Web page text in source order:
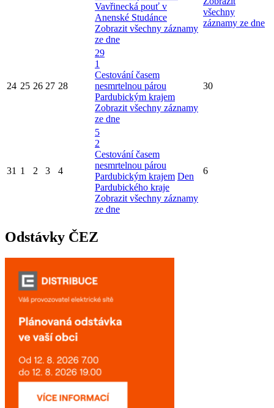
Vavřinecká pouť v
Anenské Studánce
Zobrazit všechny záznamy
ze dne
všechny
záznamy ze dne
24 25 26 27 28
29
1
Cestování časem
nesmrtelnou párou
Pardubickým krajem
Zobrazit všechny záznamy
ze dne
30
31 1 2 3 4
5
2
Cestování časem
nesmrtelnou párou
Pardubickým krajem Den
Pardubického kraje
Zobrazit všechny záznamy
ze dne
6
Odstávky ČEZ